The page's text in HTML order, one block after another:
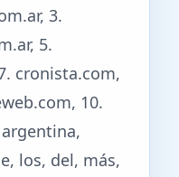
3.
5.
cronista.com,
10.
los, del, más,